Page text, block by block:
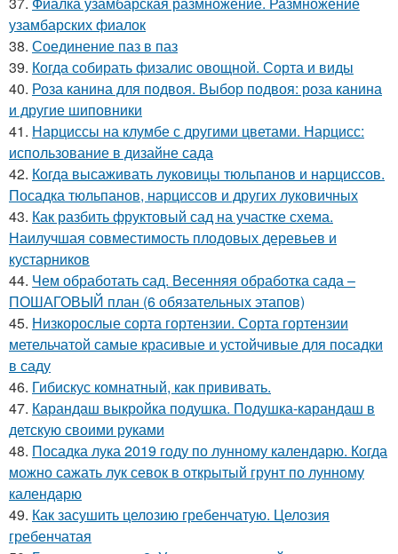
узамбарских фиалок
38. Соединение паз в паз
39. Когда собирать физалис овощной. Сорта и виды
40. Роза канина для подвоя. Выбор подвоя: роза канина
и другие шиповники
41. Нарциссы на клумбе с другими цветами. Нарцисс:
использование в дизайне сада
42. Когда высаживать луковицы тюльпанов и нарциссов.
Посадка тюльпанов, нарциссов и других луковичных
43. Как разбить фруктовый сад на участке схема.
Наилучшая совместимость плодовых деревьев и
кустарников
44. Чем обработать сад. Весенняя обработка сада –
ПОШАГОВЫЙ план (6 обязательных этапов)
45. Низкорослые сорта гортензии. Сорта гортензии
метельчатой самые красивые и устойчивые для посадки
в саду
46. Гибискус комнатный, как прививать.
47. Карандаш выкройка подушка. Подушка-карандаш в
детскую своими руками
48. Посадка лука 2019 году по лунному календарю. Когда
можно сажать лук севок в открытый грунт по лунному
календарю
49. Как засушить целозию гребенчатую. Целозия
гребенчатая